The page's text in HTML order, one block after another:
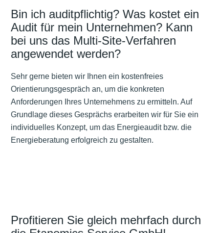
Bin ich auditpflichtig? Was kostet ein
Audit für mein Unternehmen? Kann
bei uns das Multi-Site-Verfahren
angewendet werden?
Sehr gerne bieten wir Ihnen ein kostenfreies
Orientierungsgespräch an, um die konkreten
Anforderungen Ihres Unternehmens zu ermitteln. Auf
Grundlage dieses Gesprächs erarbeiten wir für Sie ein
individuelles Konzept, um das Energieaudit bzw. die
Energieberatung erfolgreich zu gestalten.
Profitieren Sie gleich mehrfach durch